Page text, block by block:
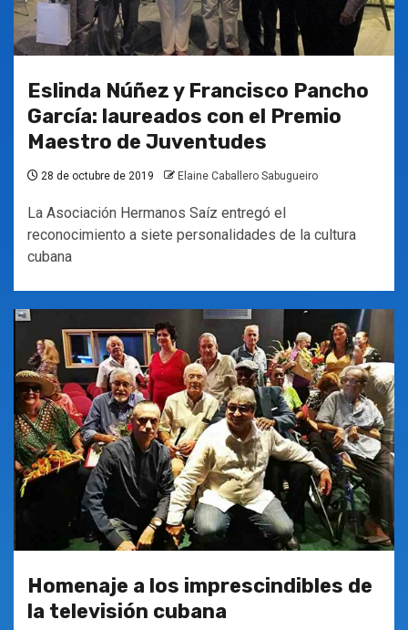
Eslinda Núñez y Francisco Pancho
García: laureados con el Premio
Maestro de Juventudes
28 de octubre de 2019 Elaine Caballero Sabugueiro
La Asociación Hermanos Saíz entregó el
reconocimiento a siete personalidades de la cultura
cubana
Homenaje a los imprescindibles de
la televisión cubana